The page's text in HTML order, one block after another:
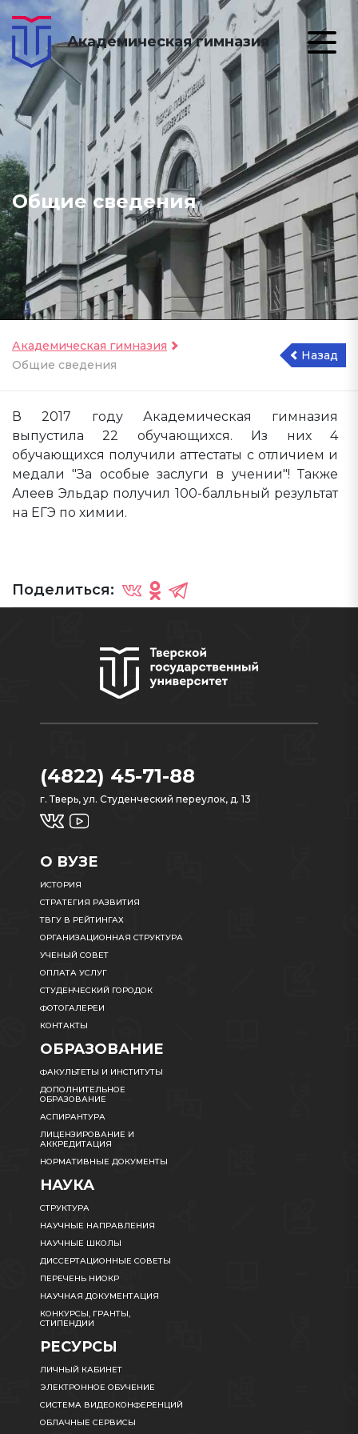
Академическая гимназия
Общие сведения
Академическая гимназия
Общие сведения
Назад
В 2017 году Академическая гимназия
выпустила 22 обучающихся. Из них 4
обучающихся получили аттестаты с отличием и
медали "За особые заслуги в учении"! Также
Алеев Эльдар получил 100-балльный результат
на ЕГЭ по химии.
Поделиться:
(4822) 45-71-88
г. Тверь, ул. Студенческий переулок, д. 13
О ВУЗЕ
ИСТОРИЯ
СТРАТЕГИЯ РАЗВИТИЯ
ТВГУ В РЕЙТИНГАХ
ОРГАНИЗАЦИОННАЯ СТРУКТУРА
УЧЕНЫЙ СОВЕТ
ОПЛАТА УСЛУГ
СТУДЕНЧЕСКИЙ ГОРОДОК
ФОТОГАЛЕРЕИ
КОНТАКТЫ
ОБРАЗОВАНИЕ
ФАКУЛЬТЕТЫ И ИНСТИТУТЫ
ДОПОЛНИТЕЛЬНОЕ
ОБРАЗОВАНИЕ
АСПИРАНТУРА
ЛИЦЕНЗИРОВАНИЕ И
АККРЕДИТАЦИЯ
НОРМАТИВНЫЕ ДОКУМЕНТЫ
НАУКА
СТРУКТУРА
НАУЧНЫЕ НАПРАВЛЕНИЯ
НАУЧНЫЕ ШКОЛЫ
ДИССЕРТАЦИОННЫЕ СОВЕТЫ
ПЕРЕЧЕНЬ НИОКР
НАУЧНАЯ ДОКУМЕНТАЦИЯ
КОНКУРСЫ, ГРАНТЫ,
СТИПЕНДИИ
РЕСУРСЫ
ЛИЧНЫЙ КАБИНЕТ
ЭЛЕКТРОННОЕ ОБУЧЕНИЕ
СИСТЕМА ВИДЕОКОНФЕРЕНЦИЙ
ОБЛАЧНЫЕ СЕРВИСЫ